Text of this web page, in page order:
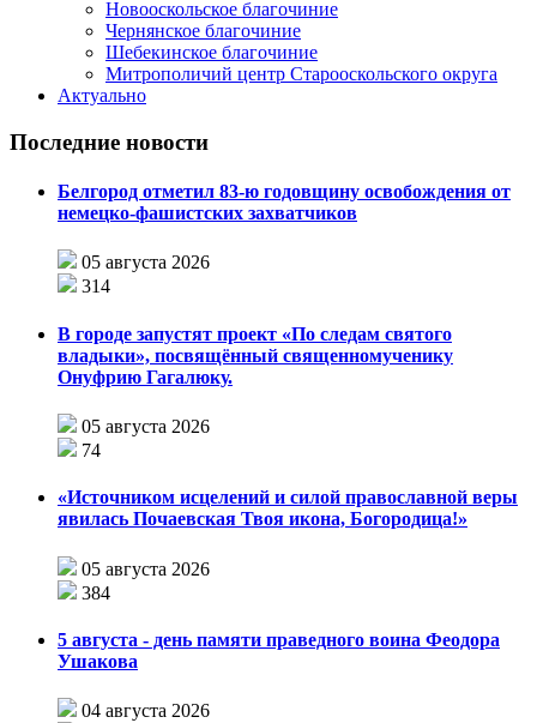
Новооскольское благочиние
Чернянское благочиние
Шебекинское благочиние
Митрополичий центр Старооскольского округа
Актуально
Последние новости
Белгород отметил 83-ю годовщину освобождения от
немецко-фашистских захватчиков
05 августа 2026
314
В городе запустят проект «По следам святого
владыки», посвящённый священномученику
Онуфрию Гагалюку.
05 августа 2026
74
«Источником исцелений и силой православной веры
явилась Почаевская Твоя икона, Богородица!»
05 августа 2026
384
5 августа - день памяти праведного воина Феодора
Ушакова
04 августа 2026